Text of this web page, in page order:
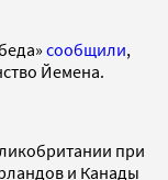
сообщили,
Йемена.
при
и Канады